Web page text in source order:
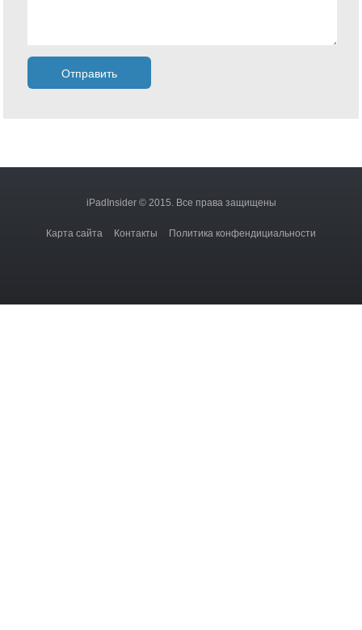
iPadInsider © 2015. Все права защищены
Карта сайта Контакты Политика конфендициальности